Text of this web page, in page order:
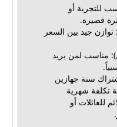
مناسب للتجربة أو
قصيرة.
(10.4 ريال): توازن جيد بين السعر
(13.07 ريال): مناسب لمن يريد
ريال) واشتراك سنة جهازين
تكلفة شهرية
للعائلات أو